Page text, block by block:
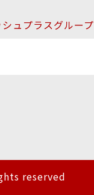
ュプラスグループ
reserved